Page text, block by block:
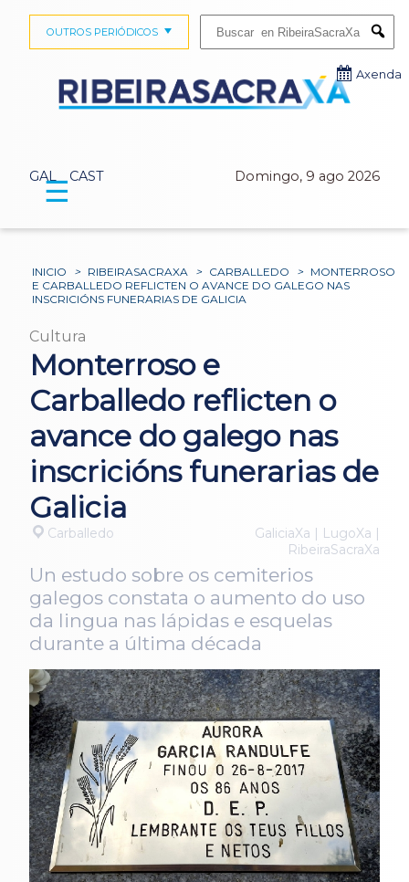
GAL CAST Domingo, 9 ago 2026
OUTROS PERIÓDICOS
Axenda
☰
INICIO > RIBEIRASACRAXA > CARBALLEDO > MONTERROSO
E CARBALLEDO REFLICTEN O AVANCE DO GALEGO NAS
INSCRICIÓNS FUNERARIAS DE GALICIA
Cultura
Monterroso e
Carballedo reflicten o
avance do galego nas
inscricións funerarias de
Galicia
Carballedo
GaliciaXa | LugoXa |
RibeiraSacraXa
Un estudo sobre os cemiterios
galegos constata o aumento do uso
da lingua nas lápidas e esquelas
durante a última década